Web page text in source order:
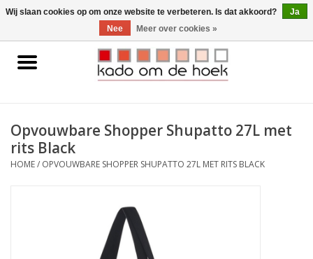
0 Artikelen - €0,00
Home
Gadgets
Opvouwbare Shopper Shupatto 27L met
rits Black
HOME/ OPVOUWBARE SHOPPER SHUPATTO 27L MET RITS BLACK
Wij slaan cookies op om onze website te verbeteren. Is dat akkoord?
Ja
Nee
Meer over cookies »